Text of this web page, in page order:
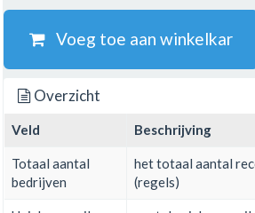
Voeg toe aan winkelkar
Overzicht
Veld Beschrijving
Totaal aantal
bedrijven
het totaal aantal
(regels)